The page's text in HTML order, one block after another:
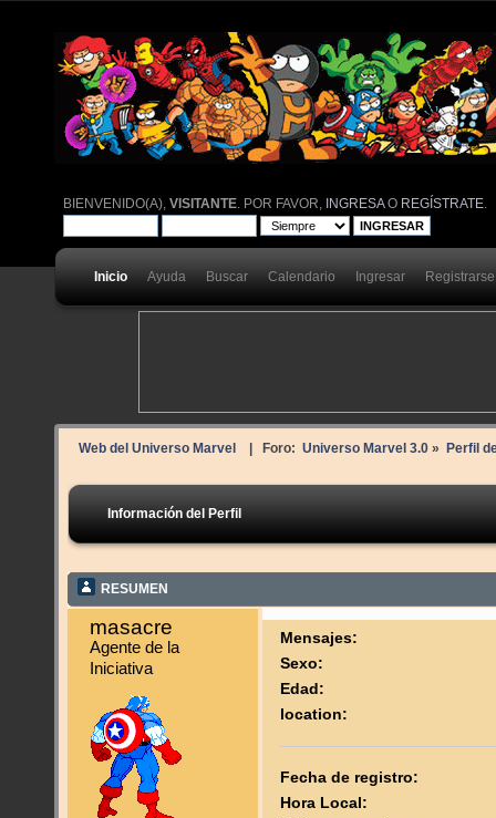
BIENVENIDO(A),VISITANTE . POR FAVOR, INGRESAO REGÍSTRATE
Inicio Ayuda Buscar Calendario Ingresar Registrarse
Web del Universo Marvel | Foro: Universo Marvel 3.0» Perfil
Información del Perfil
RESUMEN
masacre
Agente de la
Iniciativa
Mensajes:
Sexo:
Edad:
location:
Fecha de registro:
Hora Local: